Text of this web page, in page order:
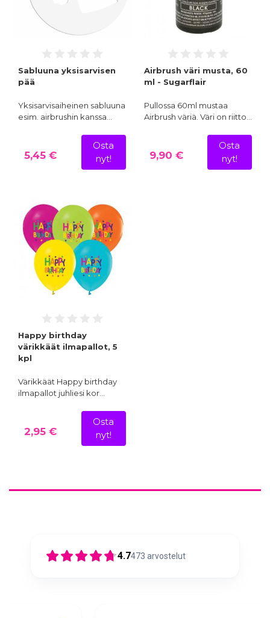
Sabluuna yksisarvisen
pää
Yksisarvisaiheinen sabluuna
esim. airbrushin kanssa…
5,45 €
Osta
nyt!
Airbrush väri musta, 60
ml - Sugarflair
Pullossa 60ml mustaa
Airbrush väriä. Väri on riitto…
9,90 €
Osta
nyt!
Happy birthday
värikkäät ilmapallot, 5
kpl
Värikkäät Happy birthday
ilmapallot juhliesi kor…
2,95 €
Osta
nyt!
4.7473 arvostelut